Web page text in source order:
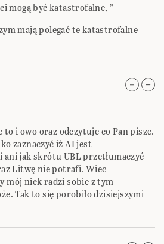
mogą być katastrofalne, ”
mają polegać te katastrofalne
to i owo oraz odczytuje co Pan pisze.
zaznaczyć iż AI jest
ani jak skrótu UBL przetłumaczyć
Litwę nie potrafi. Wiec
mój nick radzi sobie z tym
Tak to się porobiło dzisiejszymi